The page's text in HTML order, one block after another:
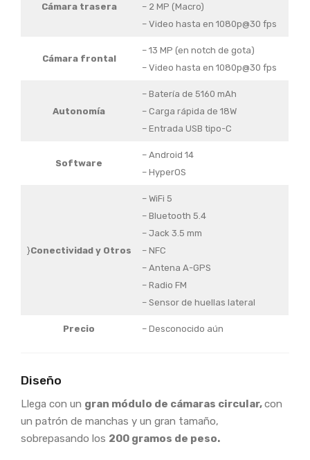
Cámara trasera
– 2 MP (Macro)
– Video hasta en 1080p@30 fps
Cámara frontal
– 13 MP (en notch de gota)
– Video hasta en 1080p@30 fps
Autonomía
– Batería de 5160 mAh
– Carga rápida de 18W
– Entrada USB tipo-C
Software
– Android 14
– HyperOS
}Conectividad y Otros
– WiFi 5
– Bluetooth 5.4
– Jack 3.5 mm
– NFC
– Antena A-GPS
– Radio FM
– Sensor de huellas lateral
Precio – Desconocido aún
Diseño
Llega con un gran módulo de cámaras circular,con
un patrón de manchas y un gran tamaño,
sobrepasando los 200 gramos de peso.